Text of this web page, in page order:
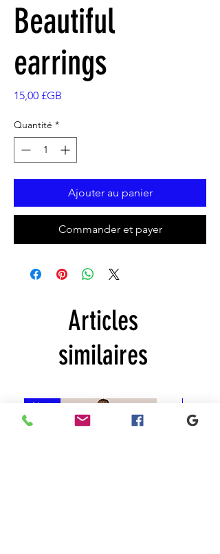
Beautiful
earrings
15,00 £GB
Quantité *
Ajouter au panier
Commander et payer
Articles
similaires
New